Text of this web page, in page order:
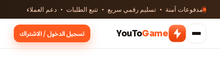
مدفوعات آمنة · تسليم رقمي سريع · تتبع الطلبات · دعم العملاء
YouToGame تسجيل الدخول / الاشتراك